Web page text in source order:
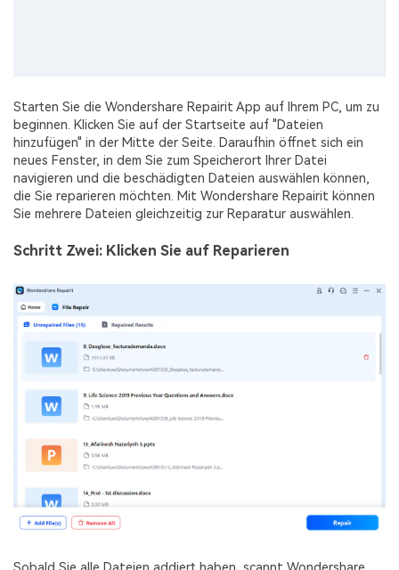
Starten Sie die Wondershare Repairit App auf Ihrem PC, um zu
beginnen. Klicken Sie auf der Startseite auf "Dateien
hinzufügen" in der Mitte der Seite. Daraufhin öffnet sich ein
neues Fenster, in dem Sie zum Speicherort Ihrer Datei
navigieren und die beschädigten Dateien auswählen können,
die Sie reparieren möchten. Mit Wondershare Repairit können
Sie mehrere Dateien gleichzeitig zur Reparatur auswählen.
Schritt Zwei: Klicken Sie auf Reparieren